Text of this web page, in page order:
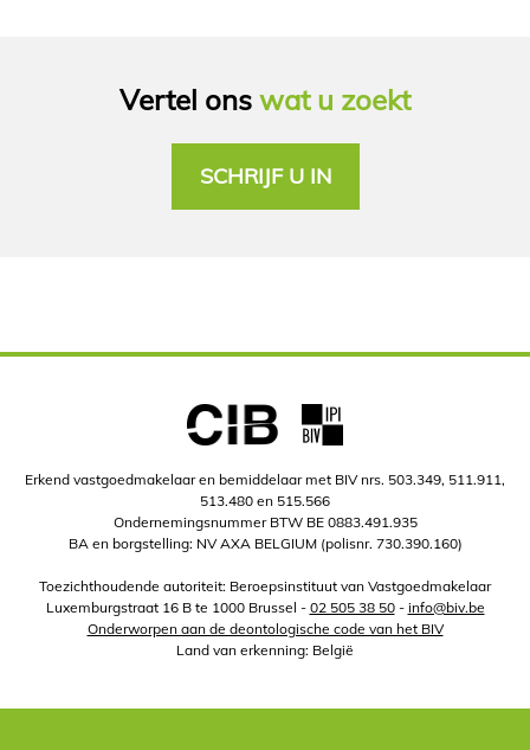
Vertel ons wat u zoekt
SCHRIJF U IN
Erkend vastgoedmakelaar en bemiddelaar met BIV nrs. 503.349, 511.911,
513.480 en 515.566
Ondernemingsnummer BTW BE 0883.491.935
BA en borgstelling: NV AXA BELGIUM (polisnr. 730.390.160)
Toezichthoudende autoriteit: Beroepsinstituut van Vastgoedmakelaar
Luxemburgstraat 16 B te 1000 Brussel - 02 505 38 50- info@biv.be
Onderworpen aan de deontologische code van het BIV
Land van erkenning: België